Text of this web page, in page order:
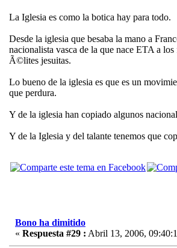
La Iglesia es como la botica hay para todo.
Desde la iglesia que besaba la mano a
nacionalista vasca de la que nace ETA a
Ã©lites jesuitas.
Lo bueno de la iglesia es que es un
que perdura.
Y de la iglesia han copiado algunos
Y de la Iglesia y del talante tenemos que
Bono ha dimitido
« Respuesta #29 : Abril 13, 2006,